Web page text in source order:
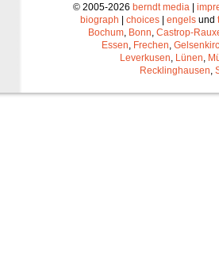
© 2005-2026 berndt media|
biograph | choices | engels und
Bochum, Bonn, Castrop-
Essen, Frechen,
Leverkusen, Lünen,
Recklinghausen,